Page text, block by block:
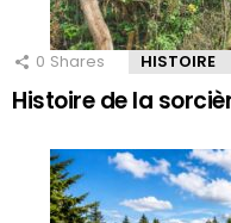
0 Shares HISTOIRE
Histoire de la